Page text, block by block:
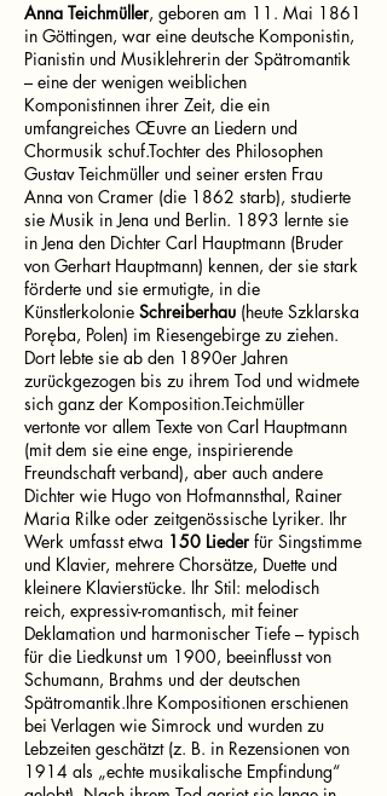
Anna Teichmüller, geboren am 11. Mai 1861
in Göttingen, war eine deutsche Komponistin,
Pianistin und Musiklehrerin der Spätromantik
– eine der wenigen weiblichen
Komponistinnen ihrer Zeit, die ein
umfangreiches Œuvre an Liedern und
Chormusik schuf.Tochter des Philosophen
Gustav Teichmüller und seiner ersten Frau
Anna von Cramer (die 1862 starb), studierte
sie Musik in Jena und Berlin. 1893 lernte sie
in Jena den Dichter Carl Hauptmann (Bruder
von Gerhart Hauptmann) kennen, der sie stark
förderte und sie ermutigte, in die
Künstlerkolonie Schreiberhau (heute Szklarska
Poręba, Polen) im Riesengebirge zu ziehen.
Dort lebte sie ab den 1890er Jahren
zurückgezogen bis zu ihrem Tod und widmete
sich ganz der Komposition.Teichmüller
vertonte vor allem Texte von Carl Hauptmann
(mit dem sie eine enge, inspirierende
Freundschaft verband), aber auch andere
Dichter wie Hugo von Hofmannsthal, Rainer
Maria Rilke oder zeitgenössische Lyriker. Ihr
Werk umfasst etwa 150 Lieder für Singstimme
und Klavier, mehrere Chorsätze, Duette und
kleinere Klavierstücke. Ihr Stil: melodisch
reich, expressiv-romantisch, mit feiner
Deklamation und harmonischer Tiefe – typisch
für die Liedkunst um 1900, beeinflusst von
Schumann, Brahms und der deutschen
Spätromantik.Ihre Kompositionen erschienen
bei Verlagen wie Simrock und wurden zu
Lebzeiten geschätzt (z. B. in Rezensionen von
1914 als „echte musikalische Empfindung“